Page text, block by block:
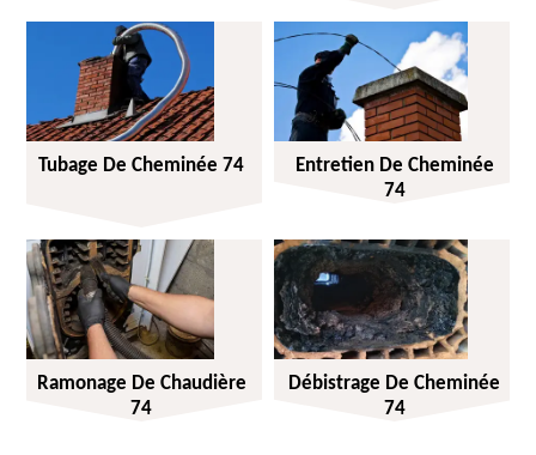
Tubage De Cheminée 74
Entretien De Cheminée
74
Ramonage De Chaudière
74
Débistrage De Cheminée
74